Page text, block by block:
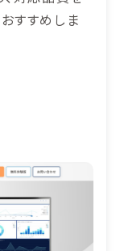
すすめしま